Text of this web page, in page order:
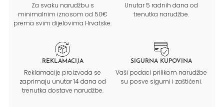
Za svaku narudžbu s
minimalnim iznosom od 50€
prema svim dijelovima Hrvatske.
Unutar 5 radnih dana od
trenutka narudžbe.
REKLAMACIJA
Reklamacije proizvoda se
zaprimaju unutar 14 dana od
trenutka dostave narudžbe.
SIGURNA KUPOVINA
Vaši podaci prilikom narudžbe
su posve sigurni i zaštićeni.